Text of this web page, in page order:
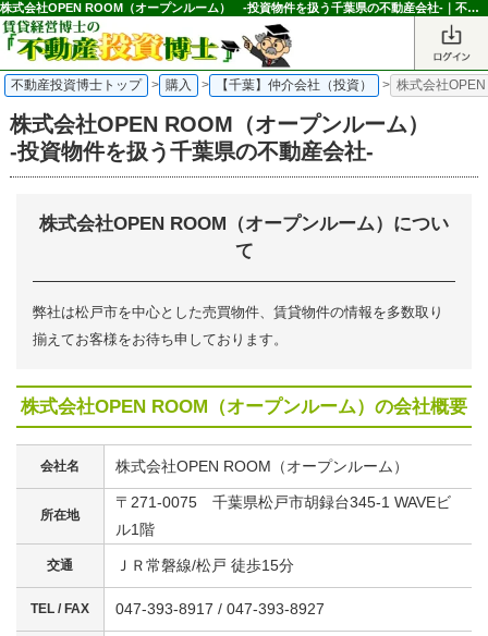
株式会社OPEN ROOM（オープンルーム） -投資物件を扱う千葉県の不動産会社-｜不動産投資博士
不動産投資博士トップ > 購入 > 【千葉】仲介会社（投資） > 株式会社
株式会社OPEN ROOM（オープンルーム）
-投資物件を扱う千葉県の不動産会社-
株式会社OPEN ROOM（オープンルーム）につい
て
弊社は松戸市を中心とした売買物件、賃貸物件の情報を多数取り
揃えてお客様をお待ち申しております。
株式会社OPEN ROOM（オープンルーム）の会社概要
会社名 株式会社OPEN ROOM（オープンルーム）
所在地
〒271-0075 千葉県松戸市胡録台345-1 WAVEビ
ル1階
交通 ＪＲ常磐線/松戸 徒歩15分
TEL / FAX 047-393-8917 / 047-393-8927